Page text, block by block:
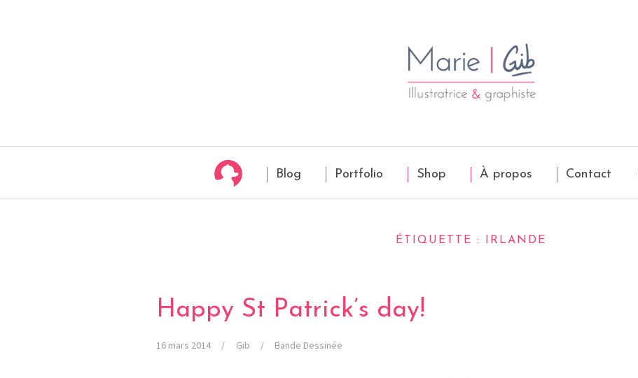
Blog Portfolio Shop À propos Contact
ÉTIQUETTE : IRLANDE
Happy St Patrick’s day!
16 mars 2014 Gib Bande Dessinée